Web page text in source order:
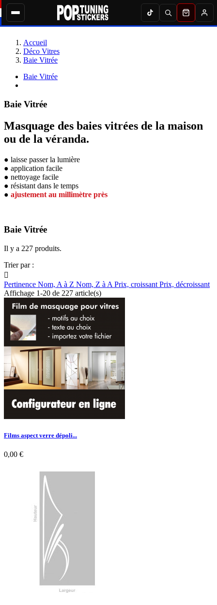
Accueil
Déco Vitres
Baie Vitrée
Baie Vitrée
Baie Vitrée
Masquage des baies vitrées de la maison
ou de la véranda.
● laisse passer la lumière
● application facile
● nettoyage facile
● résistant dans le temps
● ajustement au millimètre près
Baie Vitrée
Il y a 227 produits.
Trier par :

Pertinence Nom, A à Z Nom, Z à A Prix, croissant Prix, décroissant
Affichage 1-20 de 227 article(s)
Films aspect verre dépoli...
0,00 €
Aperçu rapide